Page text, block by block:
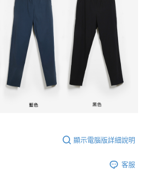
顯示電腦版詳細說明
客服